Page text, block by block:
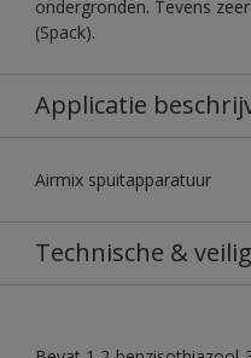
ondergronden. Tevens
(Spack).
Applicatie
Airmix spuitapparatuur
Technische &